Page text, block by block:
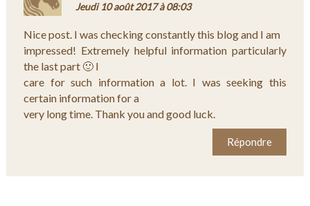
Jeudi 10 août 2017 à 08:03
Nice post. I was checking constantly this blog and I am
impressed! Extremely helpful information particularly
the last part 🙂 I
care for such information a lot. I was seeking this
certain information for a
very long time. Thank you and good luck.
Répondre